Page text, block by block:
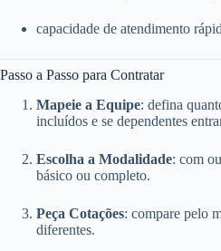
capacidade de atendimento
Passo a Passo para Contratar
Mapeie a Equipe: defina
incluídos e se dependentes
Escolha a Modalidade: com
básico ou completo.
Peça Cotações: compare pelo
diferentes.